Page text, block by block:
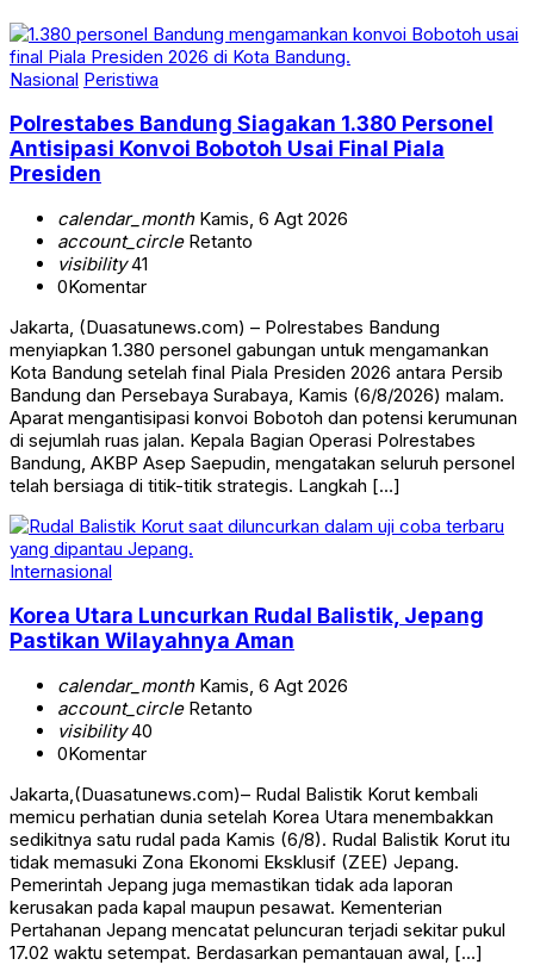
Nasional Peristiwa
Polrestabes Bandung Siagakan 1.380 Personel
Antisipasi Konvoi Bobotoh Usai Final Piala
Presiden
calendar_monthKamis, 6 Agt 2026
account_circleRetanto
visibility41
0Komentar
Jakarta, (Duasatunews.com) – Polrestabes Bandung
menyiapkan 1.380 personel gabungan untuk mengamankan
Kota Bandung setelah final Piala Presiden 2026 antara Persib
Bandung dan Persebaya Surabaya, Kamis (6/8/2026) malam.
Aparat mengantisipasi konvoi Bobotoh dan potensi kerumunan
di sejumlah ruas jalan. Kepala Bagian Operasi Polrestabes
Bandung, AKBP Asep Saepudin, mengatakan seluruh personel
telah bersiaga di titik-titik strategis. Langkah […]
Internasional
Korea Utara Luncurkan Rudal Balistik, Jepang
Pastikan Wilayahnya Aman
calendar_monthKamis, 6 Agt 2026
account_circleRetanto
visibility40
0Komentar
Jakarta,(Duasatunews.com)– Rudal Balistik Korut kembali
memicu perhatian dunia setelah Korea Utara menembakkan
sedikitnya satu rudal pada Kamis (6/8). Rudal Balistik Korut itu
tidak memasuki Zona Ekonomi Eksklusif (ZEE) Jepang.
Pemerintah Jepang juga memastikan tidak ada laporan
kerusakan pada kapal maupun pesawat. Kementerian
Pertahanan Jepang mencatat peluncuran terjadi sekitar pukul
17.02 waktu setempat. Berdasarkan pemantauan awal, […]